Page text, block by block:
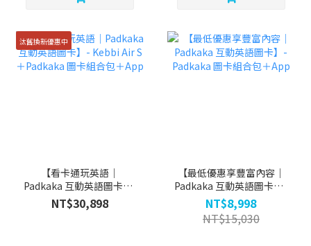
汰舊換新優惠中
【看卡通玩英語｜
Padkaka 互動英語圖卡】-
Kebbi Air S＋Padkaka 圖
卡組合包＋App
NT$30,898
【最低優惠享豐富內容｜
Padkaka 互動英語圖卡】-
Padkaka 圖卡組合包＋
App
NT$8,998
NT$15,030